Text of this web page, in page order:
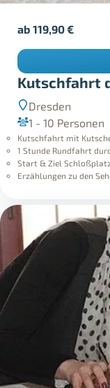
Kutschfahrt
Dresden
1 - 10 Personen
Kutschfahrt mit
1 Stunde Rundfahrt
Start & Ziel
Erzählungen zu den
ab119,90€